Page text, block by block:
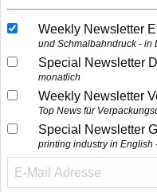
Weekly Newsletter
und Schmalbahndruck - in
Special Newsletter
monatlich
Weekly Newsletter
Top News für
Special Newsletter
printing industry in English